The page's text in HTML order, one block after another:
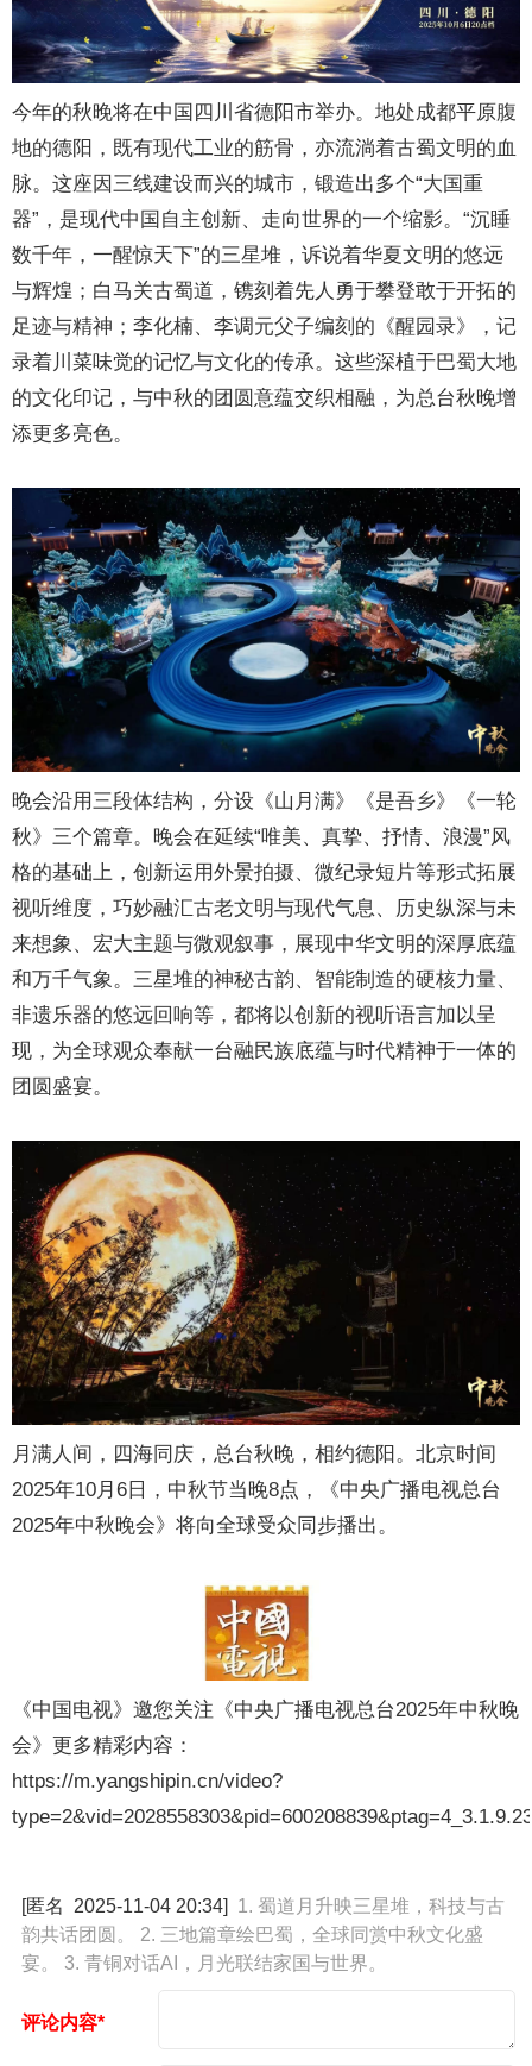
今年的秋晚将在中国四川省德阳市举办。地处成都平原腹
地的德阳，既有现代工业的筋骨，亦流淌着古蜀文明的血
脉。这座因三线建设而兴的城市，锻造出多个“大国重
器”，是现代中国自主创新、走向世界的一个缩影。“沉睡
数千年，一醒惊天下”的三星堆，诉说着华夏文明的悠远
与辉煌；白马关古蜀道，镌刻着先人勇于攀登敢于开拓的
足迹与精神；李化楠、李调元父子编刻的《醒园录》，记
录着川菜味觉的记忆与文化的传承。这些深植于巴蜀大地
的文化印记，与中秋的团圆意蕴交织相融，为总台秋晚增
添更多亮色。
晚会沿用三段体结构，分设《山月满》《是吾乡》《一轮
秋》三个篇章。晚会在延续“唯美、真挚、抒情、浪漫”风
格的基础上，创新运用外景拍摄、微纪录短片等形式拓展
视听维度，巧妙融汇古老文明与现代气息、历史纵深与未
来想象、宏大主题与微观叙事，展现中华文明的深厚底蕴
和万千气象。三星堆的神秘古韵、智能制造的硬核力量、
非遗乐器的悠远回响等，都将以创新的视听语言加以呈
现，为全球观众奉献一台融民族底蕴与时代精神于一体的
团圆盛宴。
月满人间，四海同庆，总台秋晚，相约德阳。北京时间
2025年10月6日，中秋节当晚8点，《中央广播电视总台
2025年中秋晚会》将向全球受众同步播出。
《中国电视》邀您关注《中央广播电视总台2025年中秋晚
会》更多精彩内容：
https://m.yangshipin.cn/video?
[匿名2025-11-04 20:34
1. 蜀道月升映三星堆，科技与古
韵共话团圆。 2. 三地篇章绘巴蜀，全球同赏中秋文化盛
宴。 3. 青铜对话AI，月光联结家国与世界。
评论内容*